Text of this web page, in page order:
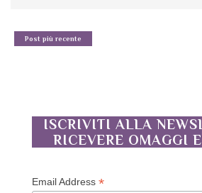
Post più recente
ISCRIVITI ALLA
RICEVERE OMAGGI
Email Address*